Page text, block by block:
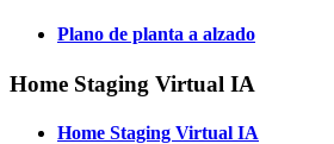
Plano de planta a alzado
Home Staging Virtual IA
Home Staging Virtual IA